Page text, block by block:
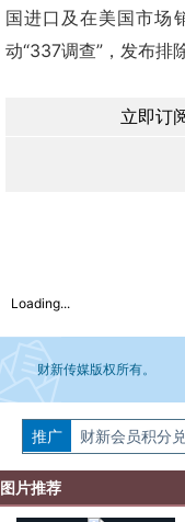
国进口及在美国市场
动“337调查”，发布排
立即订
Loading...
财新传媒版权所有。
如需刊登转载请点击右
推广 财新会员积分
图片推荐